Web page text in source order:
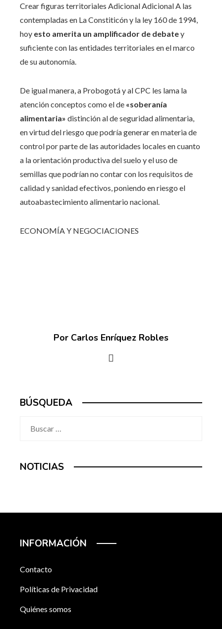
Crear figuras territoriales Adicional Adicional A las
contempladas en La Constiticón y la ley 160 de 1994,
hoy esto amerita un amplificador de debatey
suficiente con las entidades territoriales en el marco
de su autonomía.
De igual manera, a Probogotá y al CPC les lama la
atención conceptos como el de «soberanía
alimentaria» distinción al de seguridad alimentaria,
en virtud del riesgo que podría generar en materia de
control por parte de las autoridades locales en cuanto
a la orientación productiva del suelo y el uso de
semillas que podrían no contar con los requisitos de
calidad y sanidad efectivos, poniendo en riesgo el
autoabastecimiento alimentario nacional.
ECONOMÍA Y NEGOCIACIONES
Por Carlos Enríquez Robles
BÚSQUEDA
NOTICIAS
INFORMACIÓN
Contacto
Políticas de Privacidad
Quiénes somos